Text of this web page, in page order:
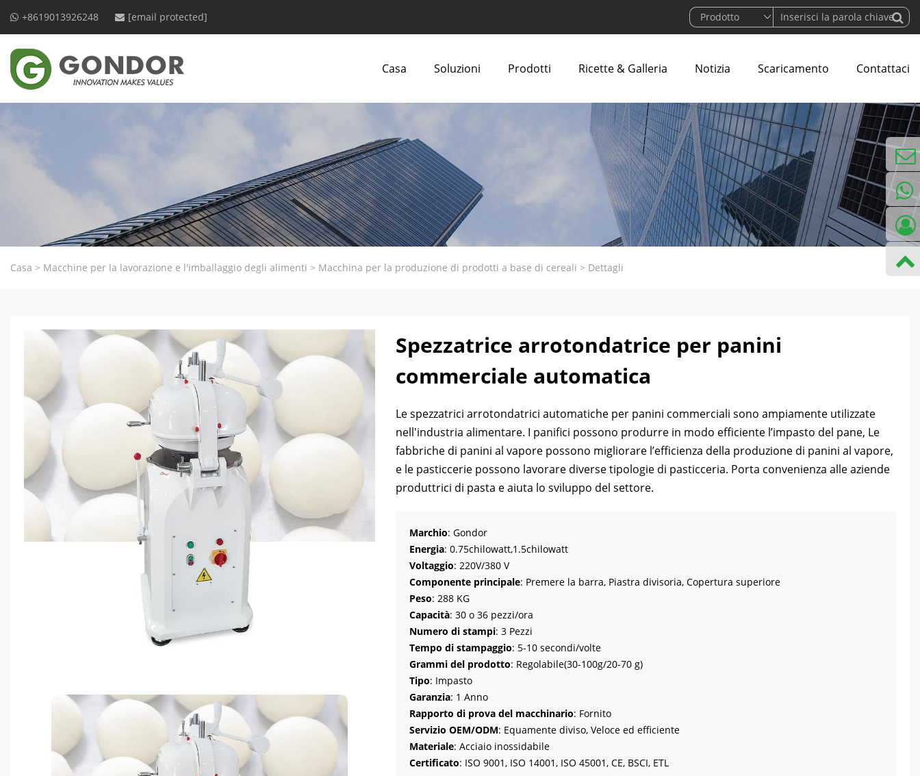
+8619013926248 [email protected]
Casa Soluzioni Prodotti Ricette & Galleria Notizia Scaricamento Contattaci
Casa > Macchine per la lavorazione e l'imballaggio degli alimenti > Macchina per la produzione di prodotti a base di cereali > Dettagli
Spezzatrice arrotondatrice per panini
commerciale automatica
Le spezzatrici arrotondatrici automatiche per panini commerciali sono ampiamente utilizzate
nell'industria alimentare. I panifici possono produrre in modo efficiente l’impasto del pane, Le
fabbriche di panini al vapore possono migliorare l’efficienza della produzione di panini al vapore,
e le pasticcerie possono lavorare diverse tipologie di pasticceria. Porta convenienza alle aziende
produttrici di pasta e aiuta lo sviluppo del settore.
Marchio: Gondor
Energia: 0.75chilowatt,1.5chilowatt
Voltaggio: 220V/380 V
Componente principale: Premere la barra, Piastra divisoria, Copertura superiore
Peso: 288 KG
Capacità: 30 o 36 pezzi/ora
Numero di stampi: 3 Pezzi
Tempo di stampaggio: 5-10 secondi/volte
Grammi del prodotto: Regolabile(30-100g/20-70 g)
Tipo: Impasto
Garanzia: 1 Anno
Rapporto di prova del macchinario: Fornito
Servizio OEM/ODM: Equamente diviso, Veloce ed efficiente
Materiale: Acciaio inossidabile
Certificato: ISO 9001, ISO 14001, ISO 45001, CE, BSCI, ETL